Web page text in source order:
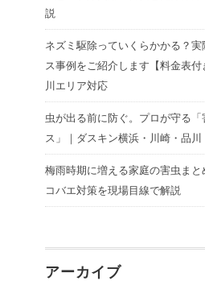
説
ネズミ駆除っていくらかかる？
ス事例をご紹介します【料金表
川エリア対応
虫が出る前に防ぐ。プロが守る
ス」｜ダスキン横浜・川崎・品川
梅雨時期に増える家庭の害虫まと
コバエ対策を現場目線で解説
アーカイブ